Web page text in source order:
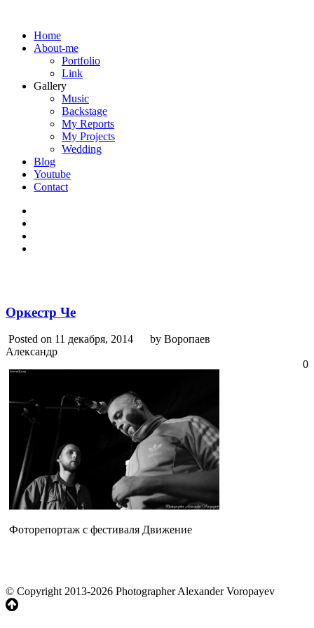
Home
About-me
Portfolio
Link
Gallery
Music
Backstage
My Reports
My Projects
Wedding
Blog
Youtube
Contact
Оркестр Че
Posted on 11 декабря, 2014
by Воропаев
Александр
0
Фоторепортаж с фестиваля Движение
© Copyright 2013-2026 Photographer Alexander Voropayev